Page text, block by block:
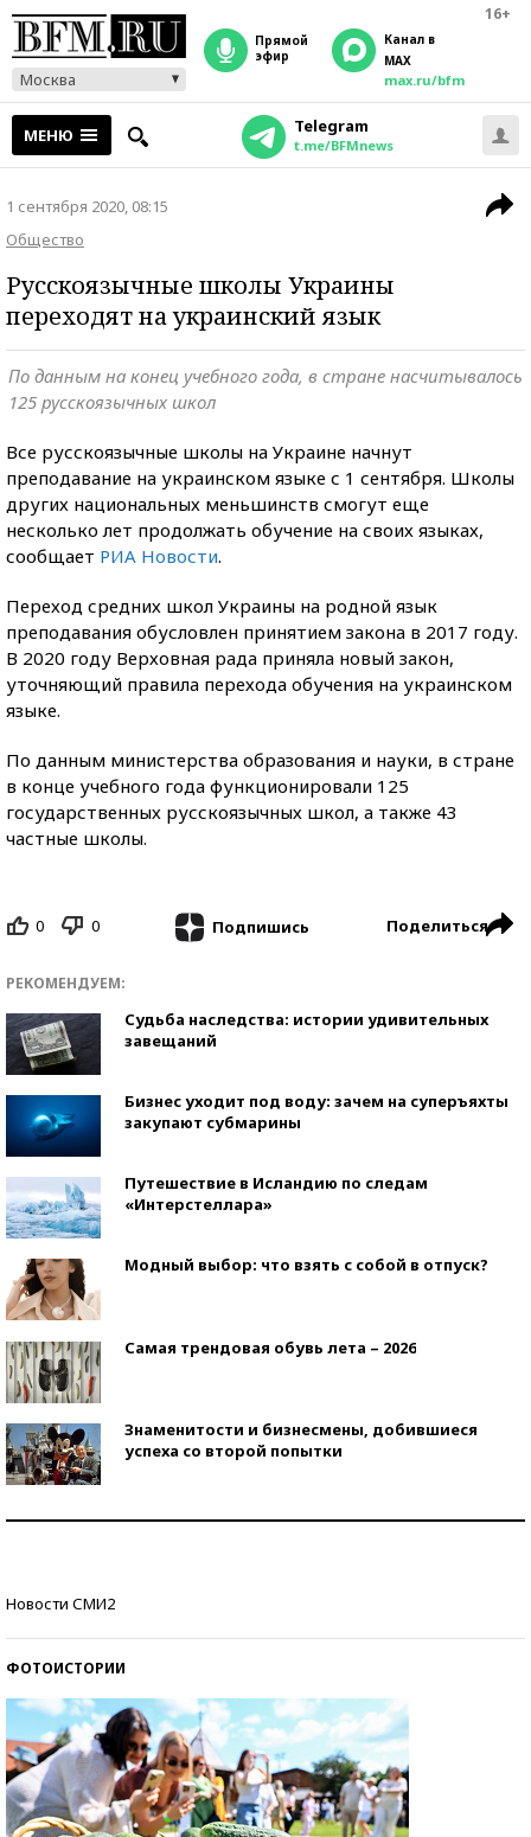
16+
Москва
прямой
эфир
Канал в
MAX
max.ru/bfm
МЕНЮ Telegram
t.me/BFMnews
1 сентября 2020, 08:15
Общество
Русскоязычные школы Украины
переходят на украинский язык
По данным на конец учебного года, в стране насчитывалось
125 русскоязычных школ
Все русскоязычные школы на Украине начнут
преподавание на украинском языке с 1 сентября. Школы
других национальных меньшинств смогут еще
несколько лет продолжать обучение на своих языках,
сообщает РИА Новости.
Переход средних школ Украины на родной язык
преподавания обусловлен принятием закона в 2017 году.
В 2020 году Верховная рада приняла новый закон,
уточняющий правила перехода обучения на украинском
языке.
По данным министерства образования и науки, в стране
в конце учебного года функционировали 125
государственных русскоязычных школ, а также 43
частные школы.
0 0 Подпишись Поделиться
РЕКОМЕНДУЕМ:
Судьба наследства: истории удивительных
завещаний
Бизнес уходит под воду: зачем на суперъяхты
закупают субмарины
Путешествие в Исландию по следам
«Интерстеллара»
Модный выбор: что взять с собой в отпуск?
Самая трендовая обувь лета – 2026
Знаменитости и бизнесмены, добившиеся
успеха со второй попытки
Новости СМИ2
ФОТОИСТОРИИ